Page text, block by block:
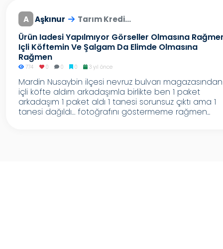
A Aşkınur Tarım Kredi...
Ürün Iadesi Yapılmıyor Görseller Olmasına
Içli Köftemin Ve Şalgam Da Elimde Olmasına
Rağmen
774 0 0 0 3 yıl önce
Mardin Nusaybin ilçesi nevruz bulvarı magazasından
içli köfte aldım arkadaşımla birlikte ben 1 paket
arkadaşım 1 paket aldı 1 tanesi sorunsuz çıktı ama 1
tanesi dağıldı… fotoğrafını göstermeme rağmen...